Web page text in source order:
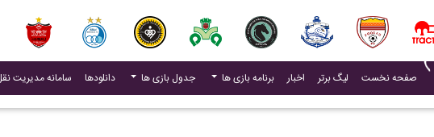
صفحه نخست لیگ برتر اخبار(current) برنامه بازی ها جدول بازی ها دانلودها سامانه مدیریت